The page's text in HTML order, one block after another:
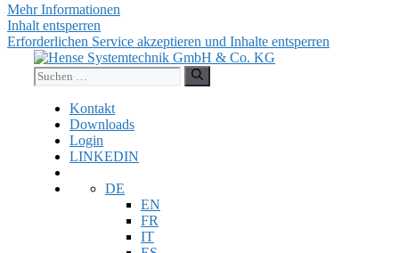
Mehr Informationen
Inhalt entsperren
Erforderlichen Service akzeptieren und Inhalte entsperren
Inhalt
springen
Suchen
nach:
Kontakt
Downloads
Login
LINKEDIN
DE
EN
FR
IT